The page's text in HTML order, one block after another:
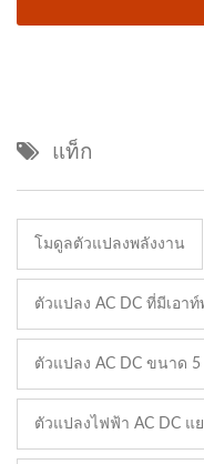
แท็ก
โมดูลตัวแปลงพลังงาน
ตัวแปลง AC DC ที่มีเอา
ตัวแปลง AC DC ขนาด 5
ตัวแปลงไฟฟ้า AC DC แย